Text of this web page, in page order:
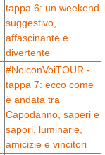
tappa 6: un weekend
suggestivo,
affascinante e
divertente
#NoiconVoiTOUR -
tappa 7: ecco come
è andata tra
Capodanno, saperi e
sapori, luminarie,
amicizie e vincitori